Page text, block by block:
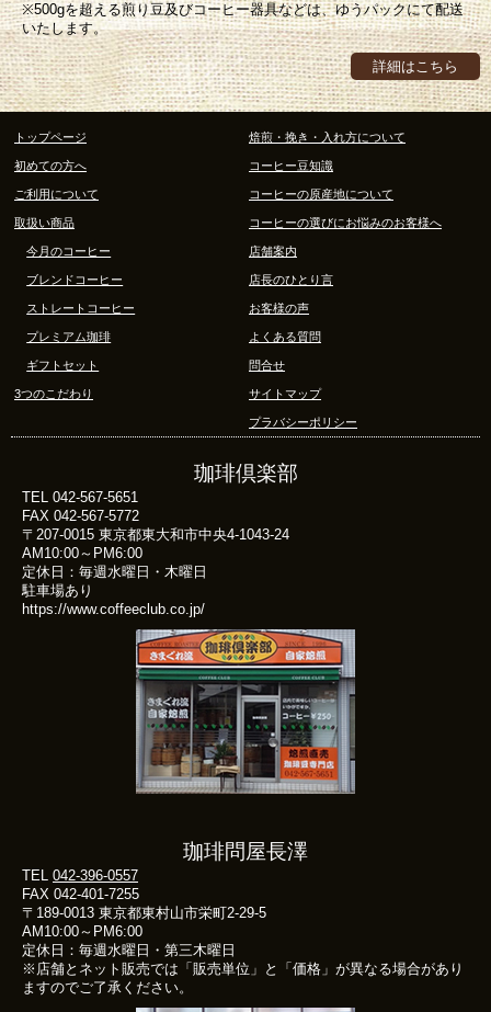
※500gを超える煎り豆及びコーヒー器具などは、ゆうパックにて配送
いたします。
詳細はこちら
トップページ
初めての方へ
ご利用について
取扱い商品
今月のコーヒー
ブレンドコーヒー
ストレートコーヒー
プレミアム珈琲
ギフトセット
3つのこだわり
焙煎・挽き・入れ方について
コーヒー豆知識
コーヒーの原産地について
コーヒーの選びにお悩みのお客様へ
店舗案内
店長のひとり言
お客様の声
よくある質問
問合せ
サイトマップ
プラバシーポリシー
珈琲倶楽部
TEL 042-567-5651
FAX 042-567-5772
〒207-0015 東京都東大和市中央4-1043-24
AM10:00～PM6:00
定休日：毎週水曜日・木曜日
駐車場あり
https://www.coffeeclub.co.jp/
珈琲問屋長澤
TEL 042-396-0557
FAX 042-401-7255
〒189-0013 東京都東村山市栄町2-29-5
AM10:00～PM6:00
定休日：毎週水曜日・第三木曜日
※店舗とネット販売では「販売単位」と「価格」が異なる場合があり
ますのでご了承ください。